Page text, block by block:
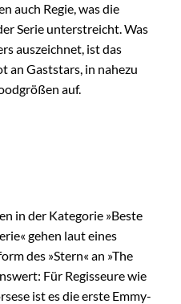
auch Regie, was die
Serie unterstreicht. Was
auszeichnet, ist das
an Gaststars, in nahezu
auf.
in der Kategorie »Beste
gehen laut eines
des »Stern« an »The
Für Regisseure wie
ist es die erste Emmy-